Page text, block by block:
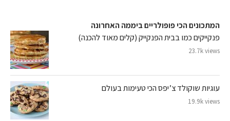
המתכונים הכי פופולריים ביממה האחרונה
פנקייקים כמו בבית הפנקייק (קלים מאוד להכנה)
23.7k views
עוגיות שוקולד צ’יפס הכי טעימות בעולם
19.9k views